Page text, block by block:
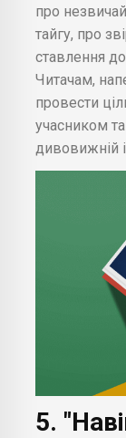
про
тайгу, про
ставлення
Читачам,
провести
учасником
дивовижній
5.